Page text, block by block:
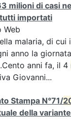
milioni di casi
importati
Web
malaria, di cui
anno la giornata
anni fa, il 4
Giovanni...
Stampa N°71/
della